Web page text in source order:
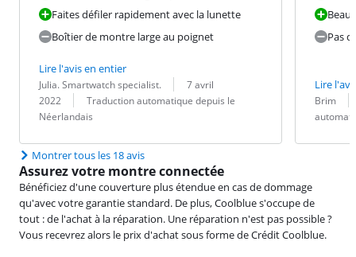
Faites défiler rapidement avec la lunette
Boîtier de montre large au poignet
Lire l'avis en entier
Évaluation par :
Julia. Smartwatch specialist.
Date :
7 avril
2022
Traduction :
Traduction automatique depuis le
Néerlandais
Pas
Lire
Évaluation
Brim
Date :
Traduction :
Montrer tous les 18 avis
Assurez votre montre connectée
Bénéficiez d'une couverture plus étendue en cas de dommage
qu'avec votre garantie standard. De plus, Coolblue s'occupe de
tout : de l'achat à la réparation. Une réparation n'est pas possible ?
Vous recevrez alors le prix d'achat sous forme de Crédit Coolblue.